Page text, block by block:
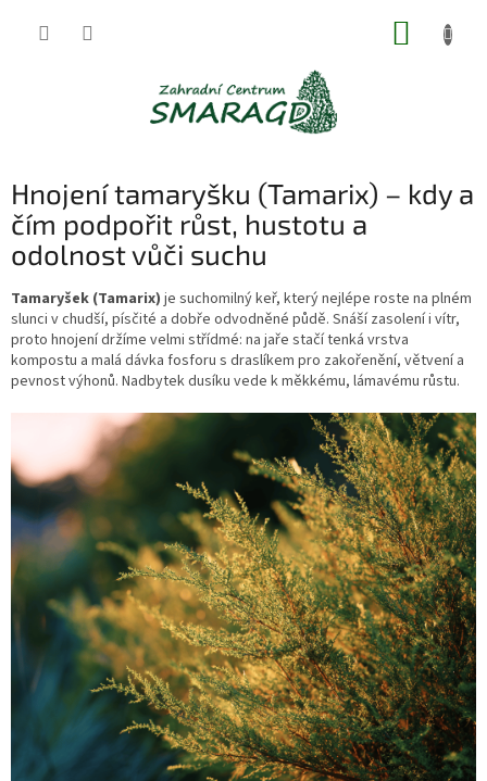
Hnojení tamaryšku (Tamarix) – kdy a
čím podpořit růst, hustotu a
odolnost vůči suchu
Tamaryšek (Tamarix) je suchomilný keř, který nejlépe roste na plném
slunci v chudší, písčité a dobře odvodněné půdě. Snáší zasolení i vítr,
proto hnojení držíme velmi střídmé: na jaře stačí tenká vrstva
kompostu a malá dávka fosforu s draslíkem pro zakořenění, větvení a
pevnost výhonů. Nadbytek dusíku vede k měkkému, lámavému růstu.